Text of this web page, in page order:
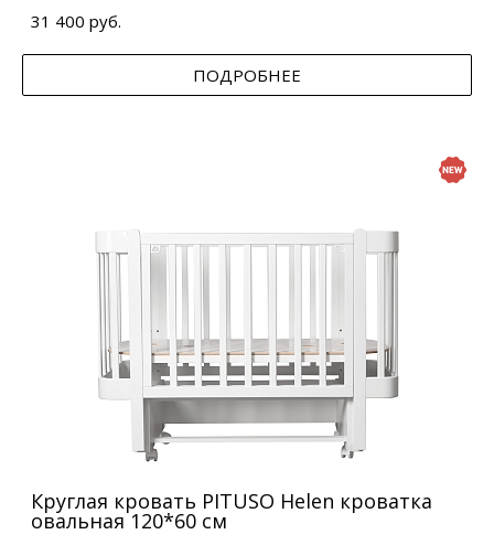
31 400 руб.
ПОДРОБНЕЕ
Круглая кровать PITUSO Helen кроватка
овальная 120*60 см